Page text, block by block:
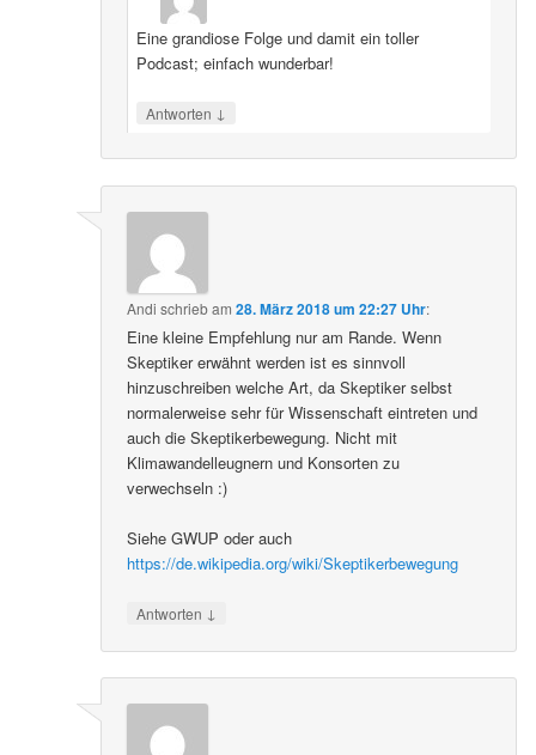
Eine grandiose Folge und damit ein toller
Podcast; einfach wunderbar!
Antworten ↓
Andi schriebam28. März 2018 um 22:27 Uhr:
Eine kleine Empfehlung nur am Rande. Wenn
Skeptiker erwähnt werden ist es sinnvoll
hinzuschreiben welche Art, da Skeptiker selbst
normalerweise sehr für Wissenschaft eintreten und
auch die Skeptikerbewegung. Nicht mit
Klimawandelleugnern und Konsorten zu
verwechseln :)
Siehe GWUP oder auch
https://de.wikipedia.org/wiki/Skeptikerbewegung
Antworten ↓